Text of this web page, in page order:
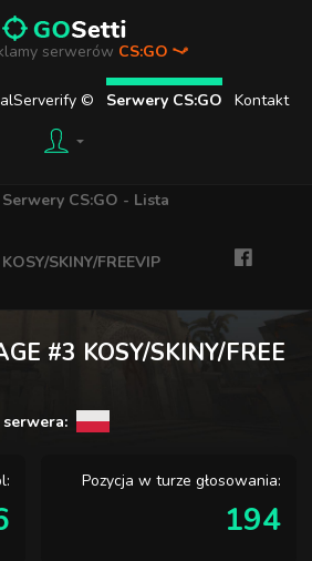
serwerów CS:GO
© Serwery CS:GO Kontakt
Serwery CS:GO - Lista
SKINY/FREEVIP
#3 KOSY/SKINY/FREE
serwera:
Pozycja w turze głosowania:
194